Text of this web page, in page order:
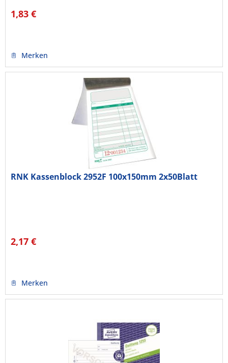
1,83 €
Merken
RNK Kassenblock 2952F 100x150mm 2x50Blatt
2,17 €
Merken